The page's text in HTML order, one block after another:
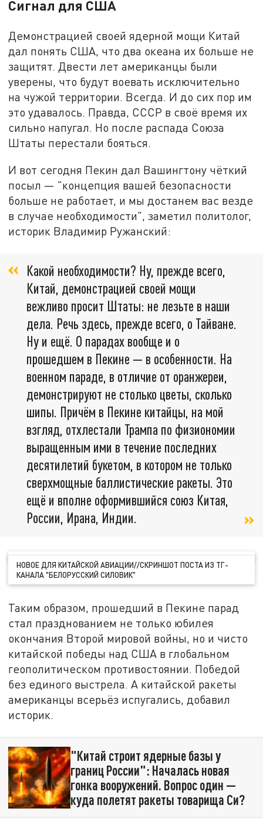
Сигнал для США
Демонстрацией своей ядерной мощи Китай
дал понять США, что два океана их больше не
защитят. Двести лет американцы были
уверены, что будут воевать исключительно
на чужой территории. Всегда. И до сих пор им
это удавалось. Правда, СССР в своё время их
сильно напугал. Но после распада Союза
Штаты перестали бояться.
И вот сегодня Пекин дал Вашингтону чёткий
посыл — "концепция вашей безопасности
больше не работает, и мы достанем вас везде
в случае необходимости", заметил политолог,
историк Владимир Ружанский:
Какой необходимости? Ну, прежде всего,
Китай, демонстрацией своей мощи
вежливо просит Штаты: не лезьте в наши
дела. Речь здесь, прежде всего, о Тайване.
Ну и ещё. О парадах вообще и о
прошедшем в Пекине — в особенности. На
военном параде, в отличие от оранжереи,
демонстрируют не столько цветы, сколько
шипы. Причём в Пекине китайцы, на мой
взгляд, отхлестали Трампа по физиономии
выращенным ими в течение последних
десятилетий букетом, в котором не только
сверхмощные баллистические ракеты. Это
ещё и вполне оформившийся союз Китая,
России, Ирана, Индии.
НОВОЕ ДЛЯ КИТАЙСКОЙ АВИАЦИИ//СКРИНШОТ ПОСТА ИЗ ТГ-
КАНАЛА "БЕЛОРУССКИЙ СИЛОВИК"
Таким образом, прошедший в Пекине парад
стал празднованием не только юбилея
окончания Второй мировой войны, но и чисто
китайской победы над США в глобальном
геополитическом противостоянии. Победой
без единого выстрела. А китайской ракеты
американцы всерьёз испугались, добавил
историк.
"Китай строит ядерные базы у
границ России": Началась новая
гонка вооружений. Вопрос один —
куда полетят ракеты товарища Си?